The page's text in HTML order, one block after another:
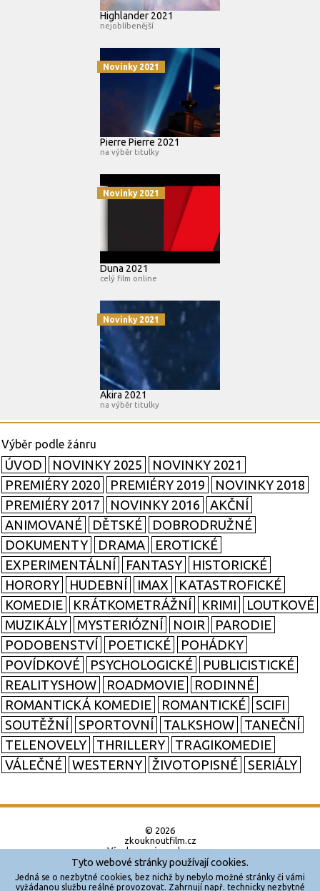
Highlander 2021
nejoblíbenější
Novinky 2021
Pierre Pierre 2021
na výběr titulky
Novinky 2021
Duna 2021
celý film online
Novinky 2021
Akira 2021
na výběr titulky
ÚVOD NOVINKY 2025
NOVINKY 2021
PREMIÉRY 2020
PREMIÉRY 2019
NOVINKY 2018
PREMIÉRY 2017
NOVINKY 2016
AKČNÍ
ANIMOVANÉ
DĚTSKÉ
DOBRODRUŽNÉ
DOKUMENTY
DRAMA
EROTICKÉ
EXPERIMENTÁLNÍ
FANTASY
HISTORICKÉ
HORORY
HUDEBNÍ IMAX
KATASTROFICKÉ
KOMEDIE
KRÁTKOMETRÁŽNÍ KRIMI
LOUTKOVÉ
MUZIKÁLY
MYSTERIÓZNÍ NOIR
PARODIE
PODOBENSTVÍ
POETICKÉ
POHÁDKY
POVÍDKOVÉ
PSYCHOLOGICKÉ
PUBLICISTICKÉ
REALITYSHOW
ROADMOVIE
RODINNÉ
ROMANTICKÁ KOMEDIE
ROMANTICKÉ
SCIFI
SOUTĚŽNÍ
SPORTOVNÍ TALKSHOW
TANEČNÍ
TELENOVELY
THRILLERY
TRAGIKOMEDIE
VÁLEČNÉ
WESTERNY ŽIVOTOPISNÉ SERIÁLY
© 2026
zkouknoutfilm.cz
Všechna práva vyhrazena.
Powered by
Tyto webové stránky používají cookies.
Jedná se o nezbytné cookies, bez nichž by nebylo možné stránky či vámi
vyžádanou službu reálně provozovat. Zahrnují např. technicky nezbytné